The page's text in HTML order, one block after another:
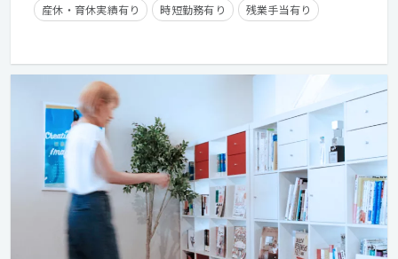
産休・育休実績有り 時短勤務有り 残業手当有り